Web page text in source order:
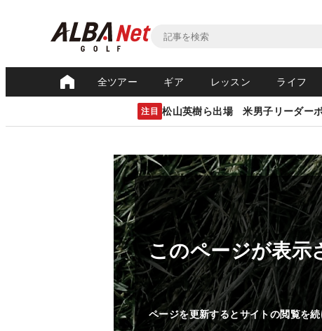
全ツアー ギア レッスン ライフ
注目 松山英樹ら出場 米男子リーダー
このページが表示
ページを更新するとサイトの閲覧を続